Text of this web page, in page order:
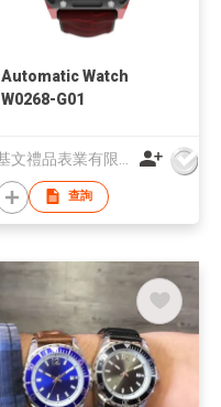
Automatic Watch
W0268-G01
查詢